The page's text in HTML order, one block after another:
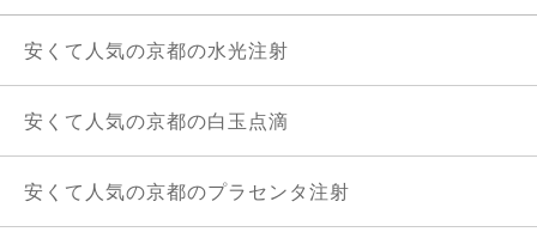
安くて人気の京都の水光注射
安くて人気の京都の白玉点滴
安くて人気の京都のプラセンタ注射